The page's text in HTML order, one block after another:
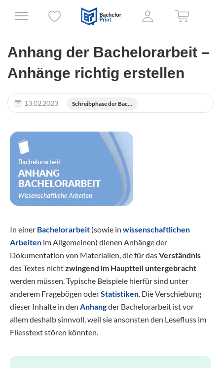
Anhang der Bachelorarbeit –
Anhänge richtig erstellen
13.02.2023 Schreibphase der Bac...
In einer Bachelorarbeit (sowie in wissenschaftlichen
Arbeiten im Allgemeinen) dienen Anhänge der
Dokumentation von Materialien, die für dasVerständnis
des Textes nichtzwingend im Hauptteil untergebracht
werden müssen. Typische Beispiele hierfür sind unter
anderem Fragebögen oderStatistiken. Die Verschiebung
dieser Inhalte in den Anhangder Bachelorarbeit ist vor
allem deshalb sinnvoll, weil sie ansonsten den Lesefluss im
Fliesstext stören könnten.